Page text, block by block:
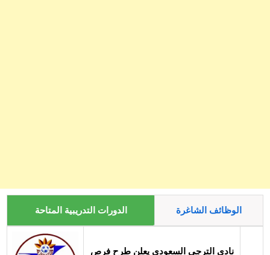
الوظائف الشاغرة الدورات التدريبية المتاحة
نادي الترجي السعودي يعلن طرح فرص